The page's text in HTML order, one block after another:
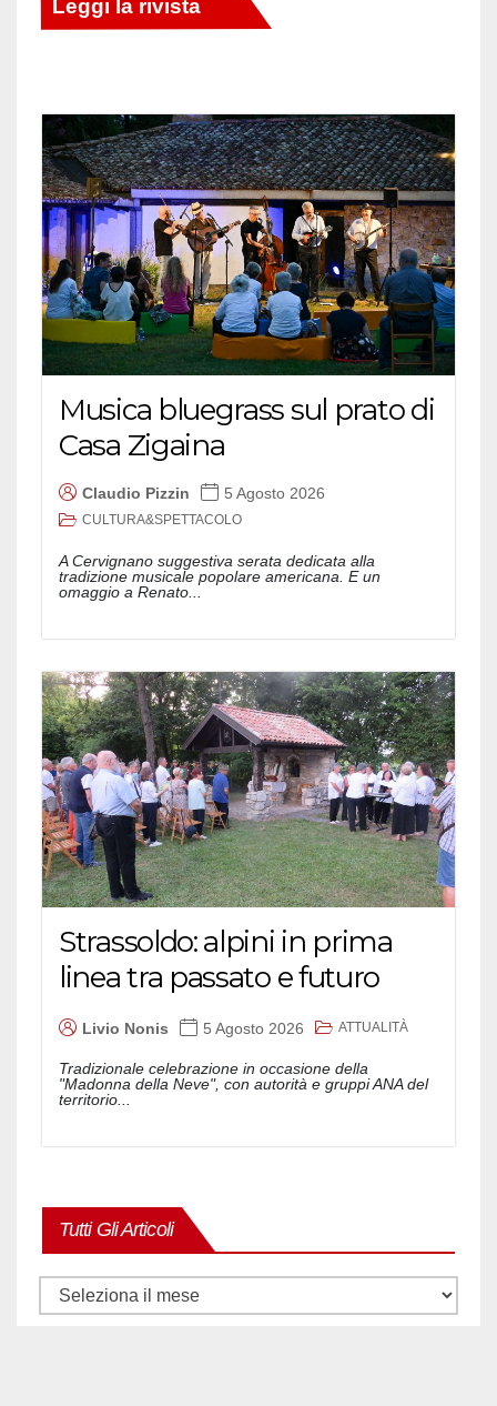
Musica bluegrass sul prato di
Casa Zigaina
Claudio Pizzin 5 Agosto 2026
CULTURA&SPETTACOLO
A Cervignano suggestiva serata dedicata alla
tradizione musicale popolare americana. E un
omaggio a Renato...
Strassoldo: alpini in prima
linea tra passato e futuro
Livio Nonis 5 Agosto 2026 ATTUALITÀ
Tradizionale celebrazione in occasione della
"Madonna della Neve", con autorità e gruppi ANA del
territorio...
Tutti Gli Articoli
Tutti